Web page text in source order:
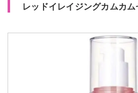
レッドイレイジングカムカ